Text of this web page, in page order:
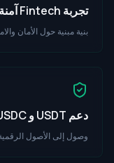
تجربة Fintech آمنة
بنية مبنية حول الأمان
دعم USDT و USDC وأصول مدعومة
وصول إلى الأصول